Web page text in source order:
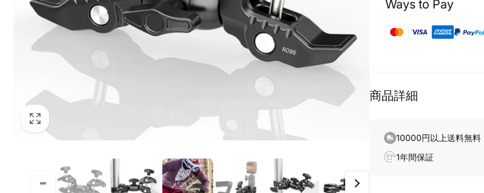
Power
2870
Ways to Pay
Payment
商品詳細
10000円以上送料無料
1年間保証